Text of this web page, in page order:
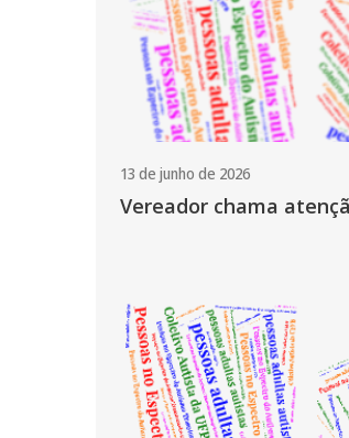
13 de junho de 2026
Vereador chama